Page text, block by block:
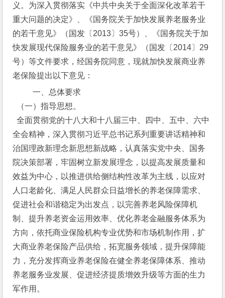
义。为深入贯彻落实《中共中央关于全面深化改革若干
重大问题的决定》、《国务院关于加快发展养老服务业
的若干意见》（国发〔2013〕35号）、《国务院关于加
快发展现代保险服务业的若干意见》（国发〔2014〕29
号）等文件要求，经国务院同意，现就加快发展商业养
老保险提出以下意见：
一、总体要求
（一）指导思想。
全面贯彻党的十八大和十八届三中、四中、五中、六中
全会精神，深入贯彻习近平总书记系列重要讲话精神和
治国理政新理念新思想新战略，认真落实党中央、国务
院决策部署，牢固树立新发展理念，以提高发展质量和
效益为中心，以推进供给侧结构性改革为主线，以应对
人口老龄化、满足人民群众日益增长的养老保障需求、
促进社会和谐稳定为出发点，以完善养老风险保障机
制、提升养老资金运用效率、优化养老金融服务体系为
方向，依托商业保险机构专业优势和市场机制作用，扩
大商业养老保险产品供给，拓宽服务领域，提升保障能
力，充分发挥商业养老保险在健全养老保障体系、推动
养老服务业发展、促进经济提质增效升级等方面的生力
军作用。